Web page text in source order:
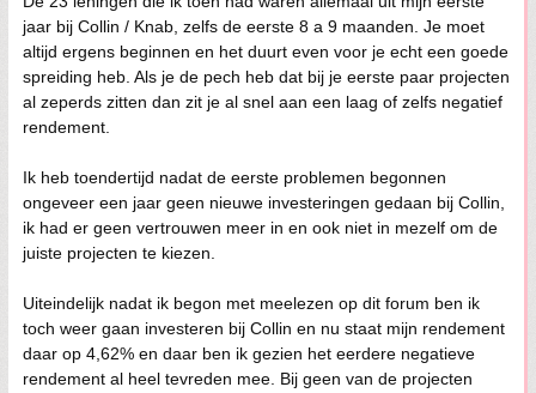
jaar bij Collin / Knab, zelfs de eerste 8 a 9 maanden. Je moet
altijd ergens beginnen en het duurt even voor je echt een goede
spreiding heb. Als je de pech heb dat bij je eerste paar projecten
al zeperds zitten dan zit je al snel aan een laag of zelfs negatief
rendement.
Ik heb toendertijd nadat de eerste problemen begonnen
ongeveer een jaar geen nieuwe investeringen gedaan bij Collin,
ik had er geen vertrouwen meer in en ook niet in mezelf om de
juiste projecten te kiezen.
Uiteindelijk nadat ik begon met meelezen op dit forum ben ik
toch weer gaan investeren bij Collin en nu staat mijn rendement
daar op 4,62% en daar ben ik gezien het eerdere negatieve
rendement al heel tevreden mee. Bij geen van de projecten